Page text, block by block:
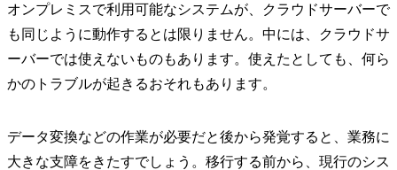
オンプレミスで利用可能なシステムが、クラウドサーバーで
も同じように動作するとは限りません。中には、クラウドサ
ーバーでは使えないものもあります。使えたとしても、何ら
かのトラブルが起きるおそれもあります。
データ変換などの作業が必要だと後から発覚すると、業務に
大きな支障をきたすでしょう。移行する前から、現行のシス